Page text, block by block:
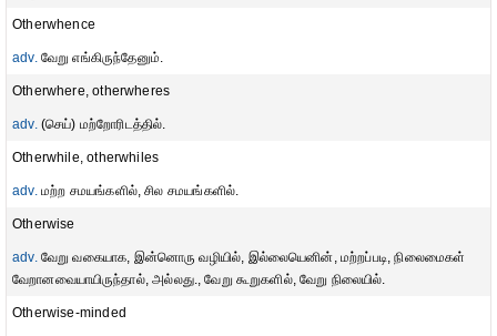
Otherwhence
adv.வேறு எங்கிருந்தேனும்.
Otherwhere, otherwheres
adv.(செய்) மற்றோரிடத்தில்.
Otherwhile, otherwhiles
adv.மற்ற சமயங்களில், சில சமயங்களில்.
Otherwise
adv.வேறு வகையாக, இன்னொரு வழியில், இல்லையெனின், மற்றப்படி, நிலைமைகள்
வேறானவையாயிருந்தால், அல்லது., வேறு கூறுகளில், வேறு நிலையில்.
Otherwise-minded